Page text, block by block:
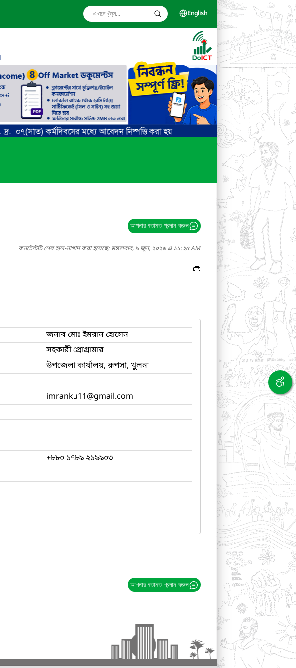
English
আপনার মতামত প্রদান করুন
কনটেন্টটি শেষ হাল-নাগাদ করা হয়েছে: মঙ্গলবার, ৯ জুন, ২০২৬ এ ১১:২৫ AM
জনাব মোঃ ইমরান হোসেন
সহকারী প্রোগ্রামার
উপজেলা কার্যালয়, রূপসা, খুলনা
imranku11@gmail.com
+৮৮০ ১৭৮৯ ২১৯৯০৩
আপনার মতামত প্রদান করুন